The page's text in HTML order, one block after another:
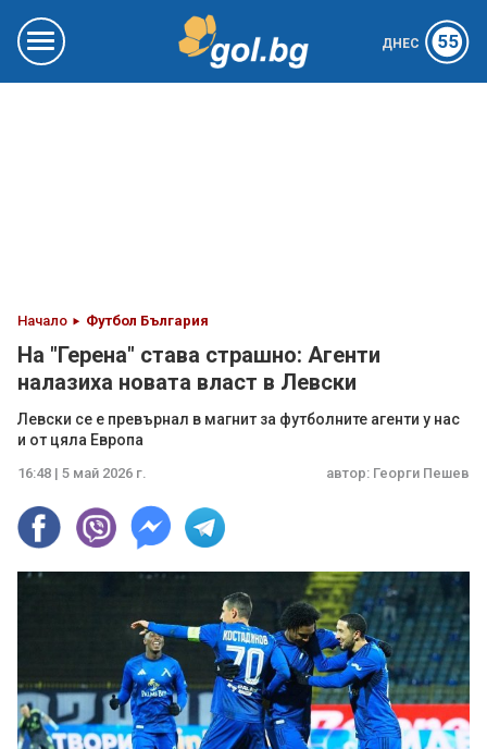
ДНЕС 55
Начало Футбол България
На "Герена" става страшно: Агенти
налазиха новата власт в Левски
Левски се е превърнал в магнит за футболните агенти у нас
и от цяла Европа
16:48 | 5 май 2026 г. автор: Георги Пешев